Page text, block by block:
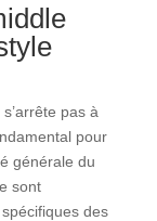
pas à
pour
générale du
sont
des